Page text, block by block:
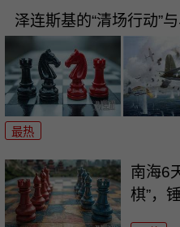
泽连斯基的“清场行动”
最热
南海6
棋”，